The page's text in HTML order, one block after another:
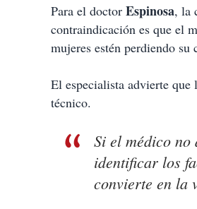
Para el doctor Espinosa, la
contraindicación es que el
mujeres estén perdiendo su
El especialista advierte
técnico.
Si el médico
identificar los
convierte en la